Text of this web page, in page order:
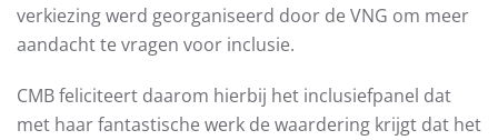
verkiezing werd georganiseerd door de VNG om meer
aandacht te vragen voor inclusie.
CMB feliciteert daarom hierbij het inclusiefpanel dat
met haar fantastische werk de waardering krijgt dat het